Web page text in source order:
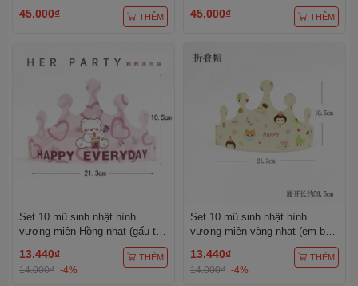
45.000₫ THÊM 45.000₫ THÊM
Set 10 mũ sinh nhật hình
vương miện-Hồng nhạt (gấu trà
13.440₫
14.000₫ -4%
THÊM
Set 10 mũ sinh nhật hình
vương miện-vàng nhạt (em bé
13.440₫
14.000₫ -4%
THÊM